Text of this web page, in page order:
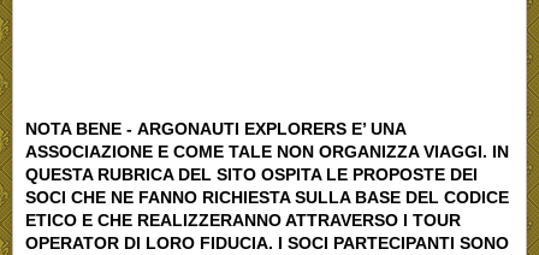
NOTA BENE - ARGONAUTI EXPLORERS E’ UNA
ASSOCIAZIONE E COME TALE NON ORGANIZZA VIAGGI. IN
QUESTA RUBRICA DEL SITO OSPITA LE PROPOSTE DEI
SOCI CHE NE FANNO RICHIESTA SULLA BASE DEL CODICE
ETICO E CHE REALIZZERANNO ATTRAVERSO I TOUR
OPERATOR DI LORO FIDUCIA. I SOCI PARTECIPANTI SONO